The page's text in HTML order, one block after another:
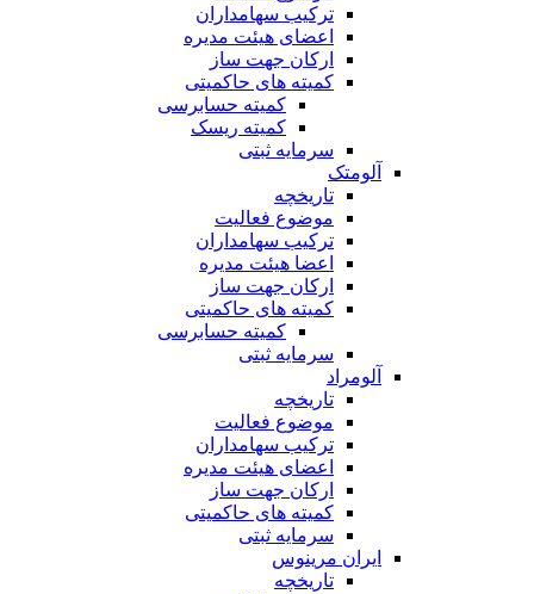
ترکیب سهامداران
اعضای هیئت مدیره
ارکان جهت ساز
کمیته های حاکمیتی
کمیته حسابرسی
کمیته ریسک
سرمایه ثبتی
آلومتک
تاریخچه
موضوع فعالیت
ترکیب سهامداران
اعضا هیئت مدیره
ارکان جهت ساز
کمیته های حاکمیتی
کمیته حسابرسی
سرمایه ثبتی
آلومراد
تاریخچه
موضوع فعالیت
ترکیب سهامداران
اعضای هیئت مدیره
ارکان جهت ساز
کمیته های حاکمیتی
سرمایه ثبتی
ایران مرینوس
تاریخچه